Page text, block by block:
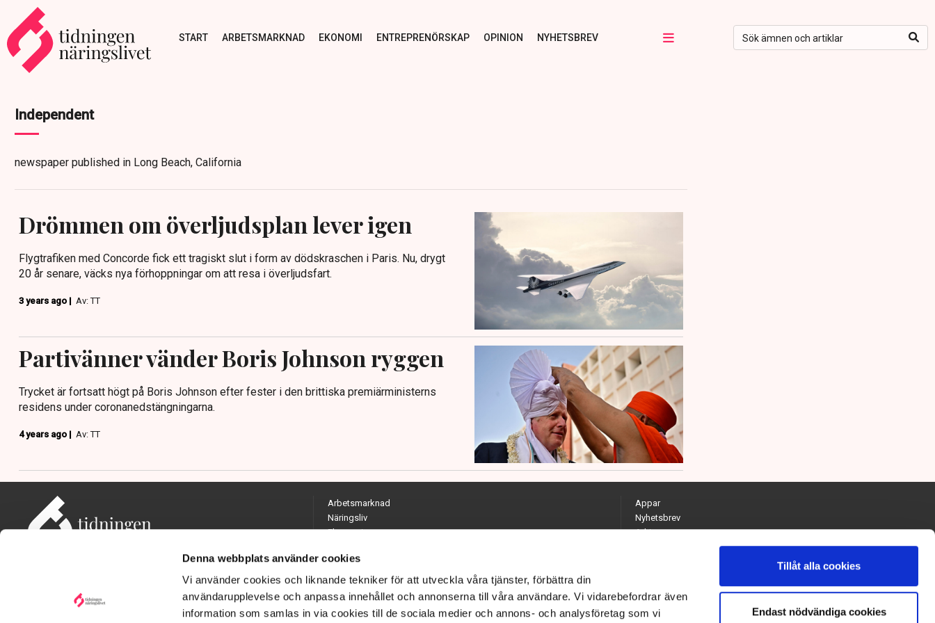
Denna webbplats använder cookies
Vi använder cookies och liknande tekniker för att utveckla våra tjänster, förbättra din
användarupplevelse och anpassa innehållet och annonserna till våra användare. Vi vidarebefordrar även
information som samlas in via cookies till de sociala medier och annons- och analysföretag som vi
Tillåt alla cookies
Endast nödvändiga cookies
START ARBETSMARKNAD EKONOMI ENTREPRENÖRSKAP OPINION NYHETSBREV
Independent
newspaper published in Long Beach, California
Drömmen om överljudsplan lever igen
Flygtrafiken med Concorde fick ett tragiskt slut i form av dödskraschen i Paris. Nu, drygt
20 år senare, väcks nya förhoppningar om att resa i överljudsfart.
3 years ago | Av: TT
Partivänner vänder Boris Johnson ryggen
Trycket är fortsatt högt på Boris Johnson efter fester i den brittiska premiärministerns
residens under coronanedstängningarna.
4 years ago | Av: TT
Adress: Tidningen Näringslivet, 114 82 Stockholm
Arbetsmarknad
Näringsliv
Ekonomi
Opinion
Hållbarhet
Utrikes
Quiz
Appar
Nyhetsbrev
Arkiv
Kontakta redaktionen
Chefredaktör och ansvarig utgivare: